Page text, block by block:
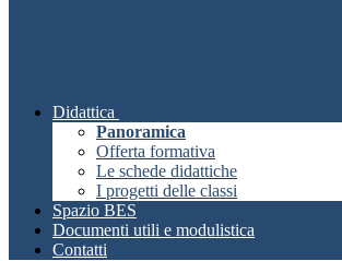
Didattica
Panoramica
Offerta formativa
Le schede didattiche
I progetti delle classi
Spazio BES
Documenti utili e modulistica
Contatti